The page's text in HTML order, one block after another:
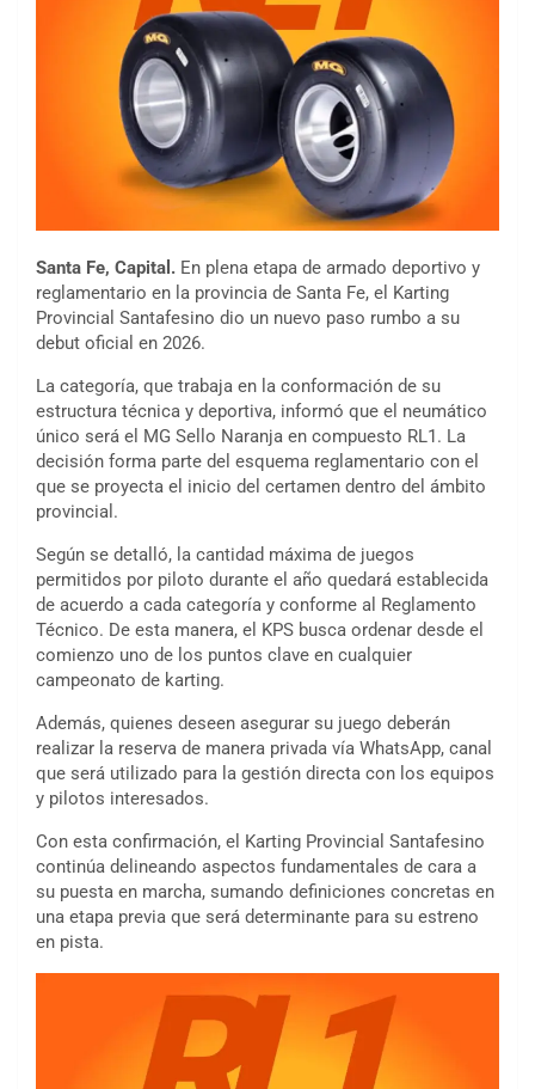
Santa Fe, Capital. En plena etapa de armado deportivo y
reglamentario en la provincia de Santa Fe, el Karting
Provincial Santafesino dio un nuevo paso rumbo a su
debut oficial en 2026.
La categoría, que trabaja en la conformación de su
estructura técnica y deportiva, informó que el neumático
único será el MG Sello Naranja en compuesto RL1. La
decisión forma parte del esquema reglamentario con el
que se proyecta el inicio del certamen dentro del ámbito
provincial.
Según se detalló, la cantidad máxima de juegos
permitidos por piloto durante el año quedará establecida
de acuerdo a cada categoría y conforme al Reglamento
Técnico. De esta manera, el KPS busca ordenar desde el
comienzo uno de los puntos clave en cualquier
campeonato de karting.
Además, quienes deseen asegurar su juego deberán
realizar la reserva de manera privada vía WhatsApp, canal
que será utilizado para la gestión directa con los equipos
y pilotos interesados.
Con esta confirmación, el Karting Provincial Santafesino
continúa delineando aspectos fundamentales de cara a
su puesta en marcha, sumando definiciones concretas en
una etapa previa que será determinante para su estreno
en pista.